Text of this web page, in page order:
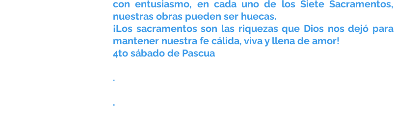
con entusiasmo, en cada uno de los Siete Sacramentos,
nuestras obras pueden ser huecas.
¡Los sacramentos son las riquezas que Dios nos dejó para
mantener nuestra fe cálida, viva y llena de amor!
4to sábado de Pascua
.
.